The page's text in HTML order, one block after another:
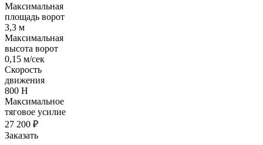
Максимальная
площадь ворот
3,3 м
Максимальная
высота ворот
0,15 м/сек
Скорость
движения
800 H
Максимальное
тяговое усилие
27 200 ₽
Заказать